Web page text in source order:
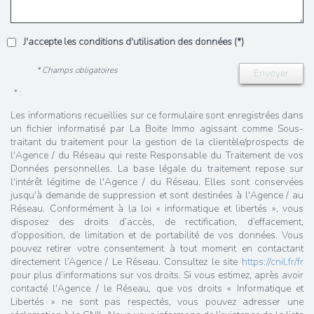
J'accepte les conditions d'utilisation des données (*)
Envoyer
* Champs obligatoires
* :
Les informations recueillies sur ce formulaire sont enregistrées dans
un fichier informatisé par La Boite Immo agissant comme Sous-
traitant du traitement pour la gestion de la clientèle/prospects de
l'Agence / du Réseau qui reste Responsable du Traitement de vos
Données personnelles. La base légale du traitement repose sur
l'intérêt légitime de l'Agence / du Réseau. Elles sont conservées
jusqu'à demande de suppression et sont destinées à l'Agence / au
Réseau. Conformément à la loi « informatique et libertés », vous
disposez des droits d’accès, de rectification, d’effacement,
d’opposition, de limitation et de portabilité de vos données. Vous
pouvez retirer votre consentement à tout moment en contactant
directement l’Agence / Le Réseau. Consultez le site https://cnil.fr/fr
pour plus d’informations sur vos droits. Si vous estimez, après avoir
contacté l'Agence / le Réseau, que vos droits « Informatique et
Libertés » ne sont pas respectés, vous pouvez adresser une